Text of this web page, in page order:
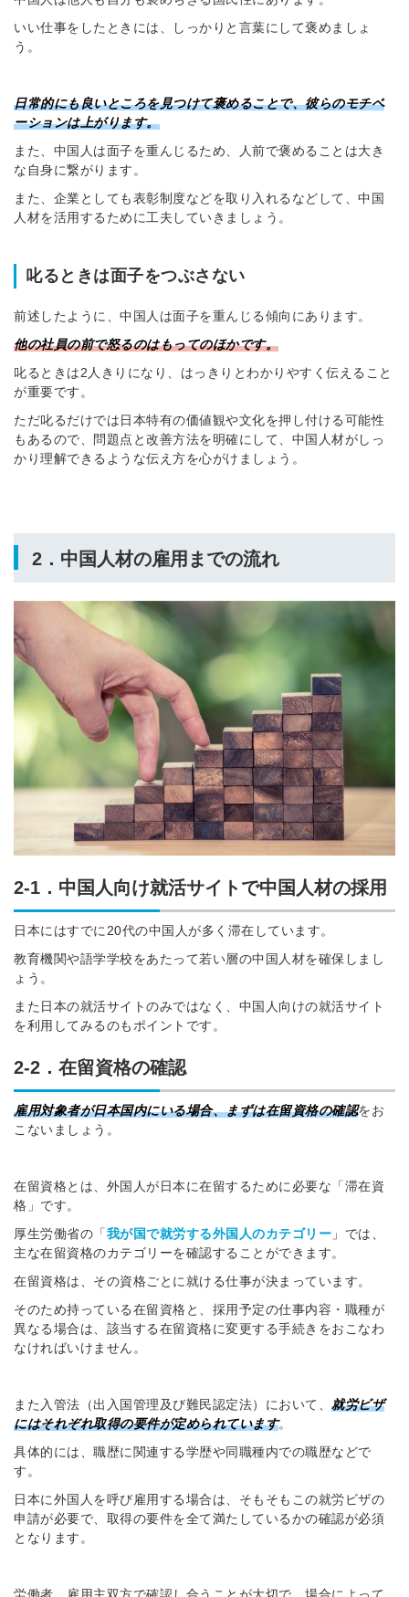
いい仕事をしたときには、しっかりと言葉にして褒めましょ
う。
日常的にも良いところを見つけて褒めることで、彼らのモチベ
ーションは上がります。
また、中国人は面子を重んじるため、人前で褒めることは大き
な自身に繋がります。
また、企業としても表彰制度などを取り入れるなどして、中国
人材を活用するために工夫していきましょう。
叱るときは面子をつぶさない
前述したように、中国人は面子を重んじる傾向にあります。
他の社員の前で怒るのはもってのほかです。
叱るときは2人きりになり、はっきりとわかりやすく伝えること
が重要です。
ただ叱るだけでは日本特有の価値観や文化を押し付ける可能性
もあるので、問題点と改善方法を明確にして、中国人材がしっ
かり理解できるような伝え方を心がけましょう。
2．中国人材の雇用までの流れ
2-1．中国人向け就活サイトで中国人材の採用
日本にはすでに20代の中国人が多く滞在しています。
教育機関や語学学校をあたって若い層の中国人材を確保しまし
ょう。
また日本の就活サイトのみではなく、中国人向けの就活サイト
を利用してみるのもポイントです。
2-2．在留資格の確認
雇用対象者が日本国内にいる場合、まずは在留資格の確認をお
こないましょう。
在留資格とは、外国人が日本に在留するために必要な「滞在資
格」です。
厚生労働省の「我が国で就労する外国人のカテゴリー 」では、
主な在留資格のカテゴリーを確認することができます。
在留資格は、その資格ごとに就ける仕事が決まっています。
そのため持っている在留資格と、採用予定の仕事内容・職種が
異なる場合は、該当する在留資格に変更する手続きをおこなわ
なければいけません。
また入管法（出入国管理及び難民認定法）において、 就労ビザ
にはそれぞれ取得の要件が定められています。
具体的には、職歴に関連する学歴や同職種内での職歴などで
す。
日本に外国人を呼び雇用する場合は、そもそもこの就労ビザの
申請が必要で、取得の要件を全て満たしているかの確認が必須
となります。
する
でログイン
許可なく投稿すること
※ログインIDとなります
登録する